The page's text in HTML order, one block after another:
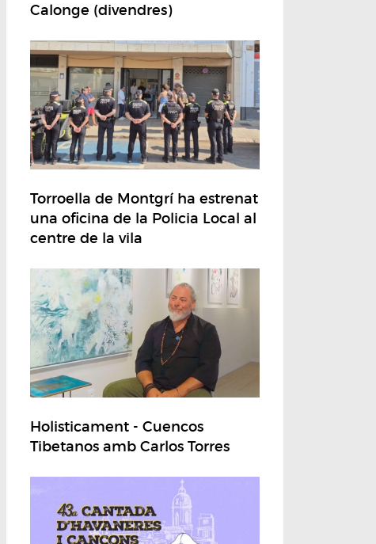
Calonge (divendres)
Torroella de Montgrí ha estrenat
una oficina de la Policia Local al
centre de la vila
Holisticament - Cuencos
Tibetanos amb Carlos Torres